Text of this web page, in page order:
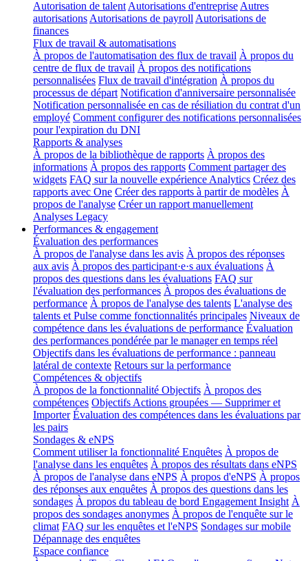
Autorisation de talent Autorisations d'entreprise Autres
autorisations Autorisations de payroll Autorisations de
finances
Flux de travail & automatisations
À propos de l'automatisation des flux de travail À propos du
centre de flux de travail À propos des notifications
personnalisées Flux de travail d'intégration À propos du
processus de départ Notification d'anniversaire personnalisée
Notification personnalisée en cas de résiliation du contrat d'un
employé Comment configurer des notifications personnalisées
pour l'expiration du DNI
Rapports & analyses
À propos de la bibliothèque de rapports À propos des
informations À propos des rapports Comment partager des
widgets FAQ sur la nouvelle expérience Analytics Créez des
rapports avec One Créer des rapports à partir de modèles À
propos de l'analyse Créer un rapport manuellement
Analyses Legacy
Performances & engagement
Évaluation des performances
À propos de l'analyse dans les avis À propos des réponses
aux avis À propos des participant·e·s aux évaluations À
propos des questions dans les évaluations FAQ sur
l'évaluation des performances À propos des évaluations de
performance À propos de l'analyse des talents L'analyse des
talents et Pulse comme fonctionnalités principales Niveaux de
compétence dans les évaluations de performance Évaluation
des performances pondérée par le manager en temps réel
Objectifs dans les évaluations de performance : panneau
latéral de contexte Retours sur la performance
Compétences & objectifs
À propos de la fonctionnalité Objectifs À propos des
compétences Objectifs Actions groupées — Supprimer et
Importer Évaluation des compétences dans les évaluations par
les pairs
Sondages & eNPS
Comment utiliser la fonctionnalité Enquêtes À propos de
l'analyse dans les enquêtes À propos des résultats dans eNPS
À propos de l'analyse dans eNPS À propos d'eNPS À propos
des réponses aux enquêtes À propos des questions dans les
sondages À propos du tableau de bord Engagement Insight À
propos des sondages anonymes À propos de l'enquête sur le
climat FAQ sur les enquêtes et l'eNPS Sondages sur mobile
Dépannage des enquêtes
Espace confiance